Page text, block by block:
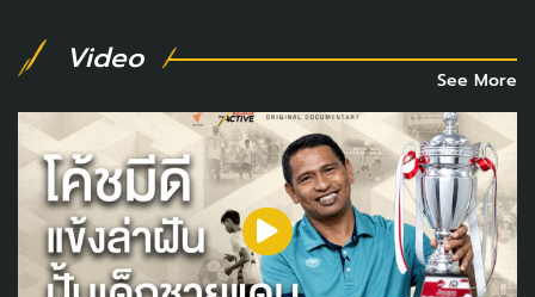
Video
See More